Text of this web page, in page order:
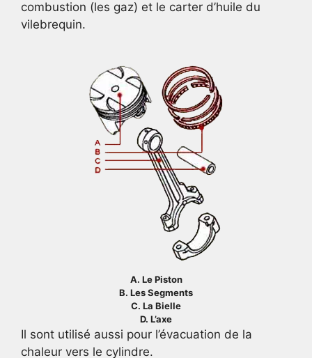
combustion (les gaz) et le carter d’huile du
vilebrequin.
A. Le Piston
B. Les Segments
C. La Bielle
D. L’axe
Il sont utilisé aussi pour l’évacuation de la
chaleur vers le cylindre.